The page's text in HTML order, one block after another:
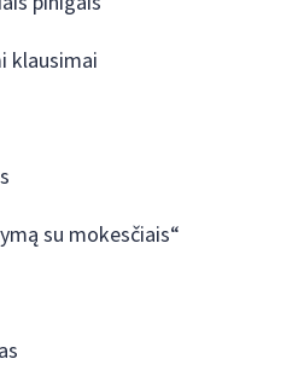
klausimai
su mokesčiais“